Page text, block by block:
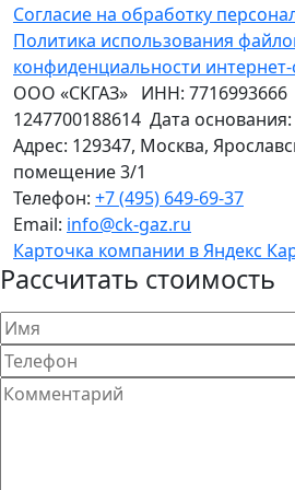
Согласие на обработку
Политика использования
конфиденциальности интернет-
ООО «СКГАЗ» ИНН: 7716993666
1247700188614 Дата основания:
Адрес: 129347, Москва,
помещение 3/1
Телефон: +7 (495) 649-69-37
Email: info@ck-gaz.ru
Карточка компании в Яндекс
Рассчитать стоимость